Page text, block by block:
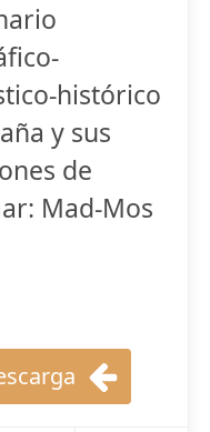
histórico
y sus
de
Mad-Mos